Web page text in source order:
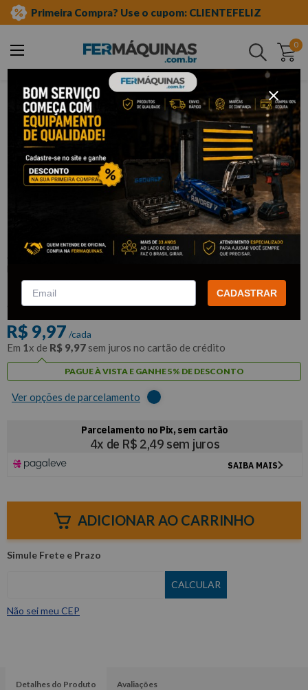
Primeira Compra? Use o cupom: CLIENTEFELIZ
0
Buscar
ferramentas manuais
chave de fenda e phillips
Chave de Fenda 1/4" x 4" - GEDORE
1501/4X4
R$9
com5% de descontono PIX ou Boleto
R$ 9,97 /cada
Em 1x de R$ 9,97 sem juros no cartão de crédito
PAGUE À VISTA E GANHE 5% DE DESCONTO
Ver opções de parcelamento
ADICIONAR AO CARRINHO
Não sei meu CEP
Detalhes do Produto Avaliações
CADASTRAR